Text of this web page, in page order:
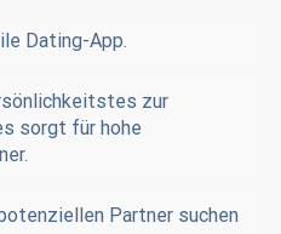
Dating-App.
zur
sorgt für hohe
Partner suchen